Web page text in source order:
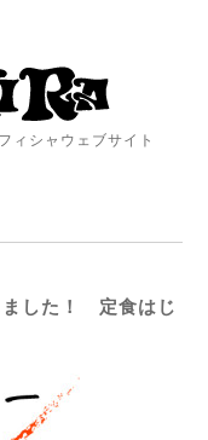
ィシャウェブサイト
ました！ 定食はじ